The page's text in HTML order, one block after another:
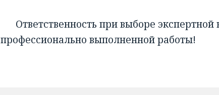
Ответственность при выборе экспертной
профессионально выполненной работы!